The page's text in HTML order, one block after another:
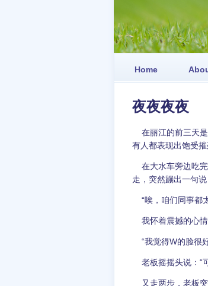
Home
夜夜夜夜
在丽江的前三天是
有人都表现出饱受
在大水车旁边吃完
走，突然蹦出一句说
“唉，咱们同事都
我怀着震撼的心情
“我觉得W的脸很
老板摇摇头说：“
又走两步，老板突